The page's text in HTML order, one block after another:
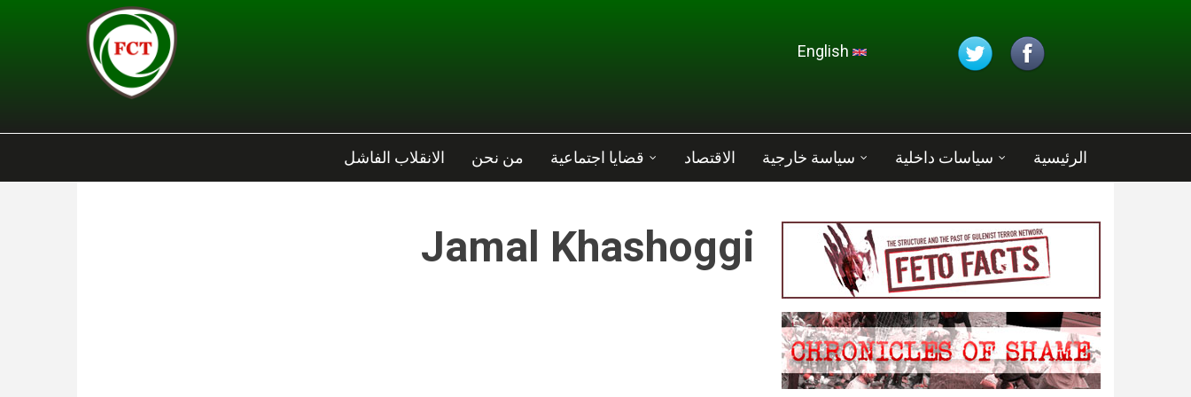
الرئيسية سياسات داخلية سياسة خارجية الاقتصاد قضايا اجتماعية من نحن الانقلاب الفاشل
Jamal Khashoggi